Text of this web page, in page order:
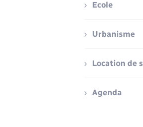
Ecole
Urbanisme
Location de
Agenda